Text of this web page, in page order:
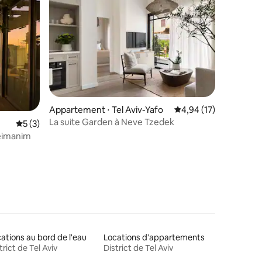
: 5 sur 5
Évaluation moyenne sur la base de 3 commentaires : 5 sur 5
5 (3)
Appartement ⋅ Tel Aviv-Yafo Évaluation moyenne
4,94 (17)
La suite Garden à Neve Tzedek
au bord de l'eau
de Tel Aviv
Locations d'appartements
District de Tel Aviv